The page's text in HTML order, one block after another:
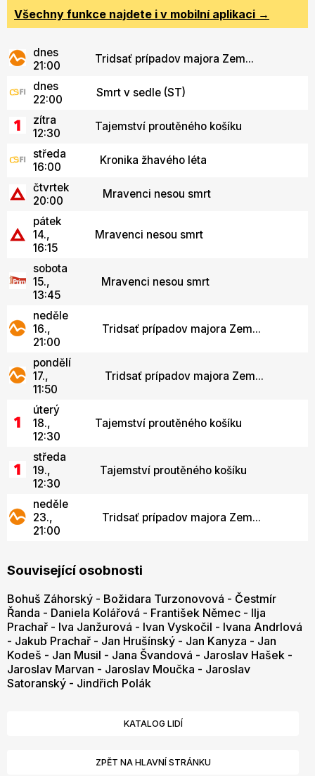
Všechny funkce najdete i v mobilní aplikaci →
dnes
21:00
Tridsať prípadov majora Zem...
dnes
22:00
Smrt v sedle (ST)
zítra
12:30
Tajemství proutěného košíku
středa
16:00
Kronika žhavého léta
čtvrtek
20:00
Mravenci nesou smrt
pátek
14.,
16:15
Mravenci nesou smrt
sobota
15.,
13:45
Mravenci nesou smrt
neděle
16.,
21:00
Tridsať prípadov majora Zem...
pondělí
17.,
11:50
Tridsať prípadov majora Zem...
úterý
18.,
12:30
Tajemství proutěného košíku
středa
19.,
12:30
Tajemství proutěného košíku
neděle
23.,
21:00
Tridsať prípadov majora Zem...
Související osobnosti
Bohuš Záhorský - Božidara Turzonovová - Čestmír
Řanda - Daniela Kolářová - František Němec - Ilja
Prachař - Iva Janžurová - Ivan Vyskočil - Ivana Andrlová
- Jakub Prachař - Jan Hrušínský - Jan Kanyza - Jan
Kodeš - Jan Musil - Jana Švandová - Jaroslav Hašek -
Jaroslav Marvan - Jaroslav Moučka - Jaroslav
Satoranský - Jindřich Polák
KATALOG LIDÍ
ZPĚT NA HLAVNÍ STRÁNKU